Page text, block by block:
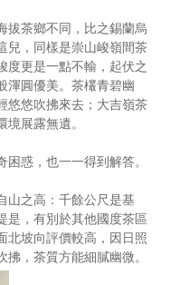
拔茶鄉不同，比之錫蘭烏
兒，同樣是崇山峻嶺間茶
度更是一點不輸，起伏之
渾圓優美。茶欉青碧幽
悠悠吹拂來去；大吉嶺茶
展露無遺。
惑，也一一得到解答。
山之高：千餘公尺是基
是，有別於其他國度茶區
北坡向評價較高，因日照
，茶質方能細膩幽微。